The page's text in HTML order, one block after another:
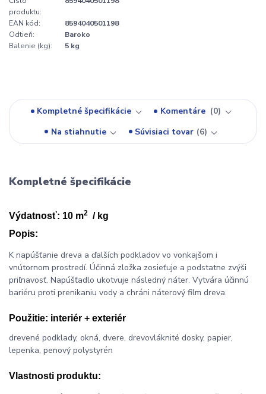
produktu:
EAN kód:
8594040501198
Odtieň:
Baroko
Balenie (kg):
5 kg
Kompletné špecifikácie Komentáre
0
Na stiahnutie
Súvisiaci tovar 6
Kompletné špecifikácie
Výdatnosť: 10 m2
/ kg
Popis:
K napúšťanie dreva a ďalších podkladov vo vonkajšom i
vnútornom prostredí. Účinná zložka zosieťuje a podstatne zvýši
priľnavosť. Napúšťadlo ukotvuje následný náter. Vytvára účinnú
bariéru proti prenikaniu vody a chráni náterový film dreva.
Použitie: interiér + exteriér
drevené podklady, okná, dvere, drevovláknité dosky, papier,
lepenka, penový polystyrén
Vlastnosti produktu: